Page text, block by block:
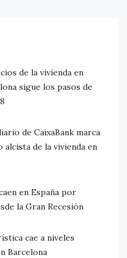
de la vivienda en
sigue los pasos de
de CaixaBank marca
alcista de la vivienda en
en España por
la Gran Recesión
cae a niveles
Barcelona